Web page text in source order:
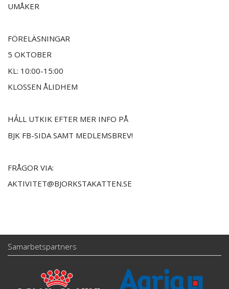
UMÅKER
FÖRELÄSNINGAR
5 OKTOBER
KL: 10:00-15:00
KLOSSEN ÅLIDHEM
HẢLL UTKIK EFTER MER INFO PÅ
BJK FB-SIDA SAMT MEDLEMSBREV!
FRÅGOR VIA:
AKTIVITET@BJORKSTAKATTEN.SE
Samarbetspartners